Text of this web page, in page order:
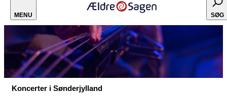
MENU SØG
Koncerter i Sønderjylland